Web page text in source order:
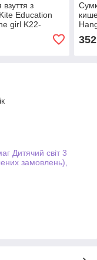
з
Education
girl K22-
352
Дитячий світ 3
замовлень),